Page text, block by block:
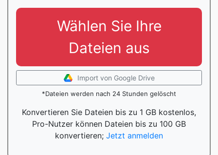
Wählen Sie Ihre
Dateien aus
Import von Google Drive
*Dateien werden nach 24 Stunden gelöscht
Konvertieren Sie Dateien bis zu 1 GB kostenlos,
Pro-Nutzer können Dateien bis zu 100 GB
konvertieren; Jetzt anmelden